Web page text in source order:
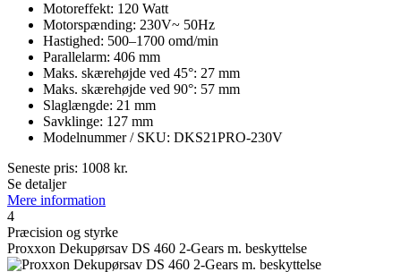
Motoreffekt: 120 Watt
Motorspænding: 230V~ 50Hz
Hastighed: 500–1700 omd/min
Parallelarm: 406 mm
Maks. skærehøjde ved 45°: 27 mm
Maks. skærehøjde ved 90°: 57 mm
Slaglængde: 21 mm
Savklinge: 127 mm
Modelnummer / SKU: DKS21PRO-230V
Seneste pris: 1008 kr.
Se detaljer
Mere information
4
Præcision og styrke
Proxxon Dekupørsav DS 460 2-Gears m. beskyttelse